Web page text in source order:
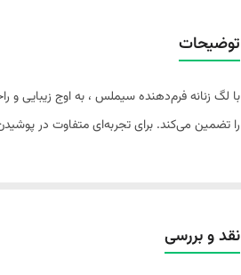
توضیحات
با لگ زنانه فرم‌دهنده سیملس ، به اوج زیبایی و
را تضمین می‌کند. برای تجربه‌ای متفاوت در
نقد و بررسی